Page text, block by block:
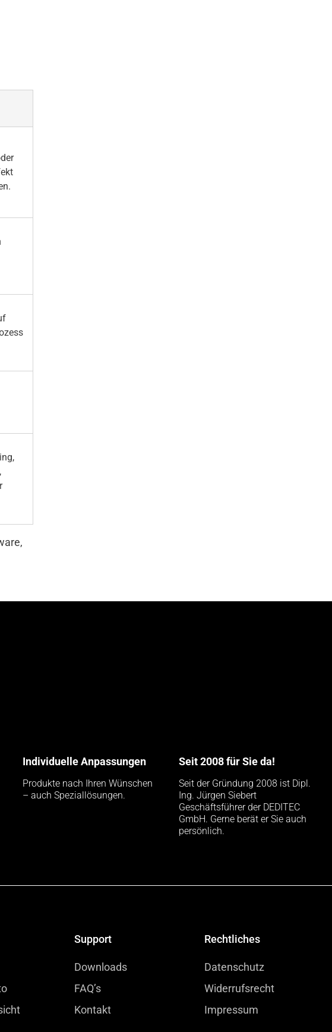
Individuelle Anpassungen
Produkte nach Ihren Wünschen
– auch Speziallösungen.
Seit 2008 für Sie da!
Seit der Gründung 2008 ist Dipl.
Ing. Jürgen Siebert
Geschäftsführer der DEDITEC
GmbH. Gerne berät er Sie auch
persönlich.
Support
Downloads
FAQ’s
Kontakt
Rechtliches
Datenschutz
Widerrufsrecht
Impressum